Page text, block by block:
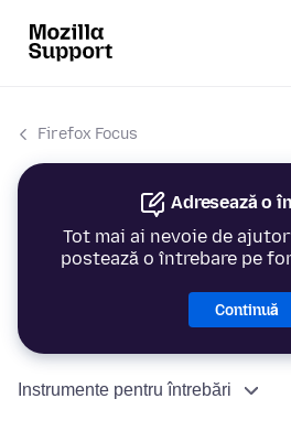
Firefox Focus
Adresează o
Tot mai ai nevoie de
postează o întrebare pe
Continuă
Instrumente pentru întrebări